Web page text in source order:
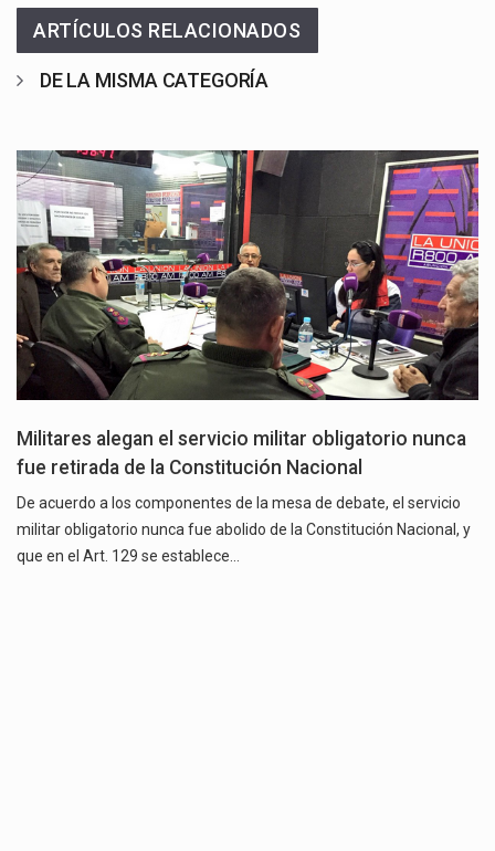
ARTÍCULOS RELACIONADOS
DE LA MISMA CATEGORÍA
Militares alegan el servicio militar obligatorio nunca
fue retirada de la Constitución Nacional
De acuerdo a los componentes de la mesa de debate, el servicio
militar obligatorio nunca fue abolido de la Constitución Nacional, y
que en el Art. 129 se establece…